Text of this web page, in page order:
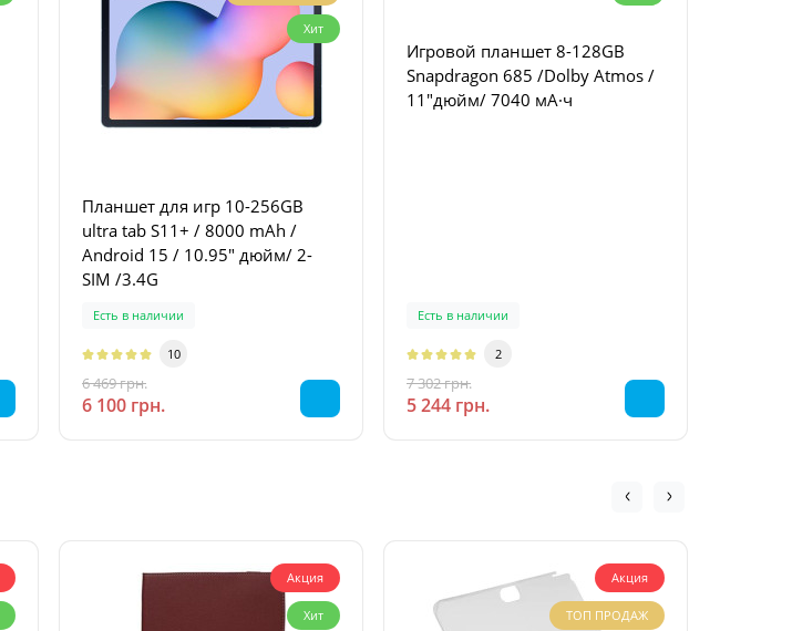
Хит
Планшет для игр 10-256GB
ultra tab S11+ / 8000 mAh /
Android 15 / 10.95" дюйм/ 2-
SIМ /3.4G
Есть в наличии
10
6 469 грн.
6 100 грн.
Игровой планшет 8-128GB
Snapdragon 685 /Dolby Atmos /
11"дюйм/ 7040 мА·ч
Есть в наличии
2
7 302 грн.
5 244 грн.
Акция
Хит
Акция
ТОП ПРОДАЖ